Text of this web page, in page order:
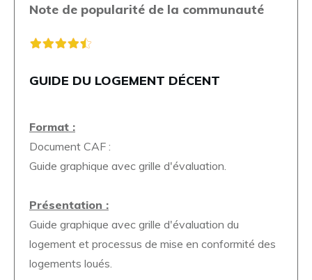
Note de popularité de la communauté
GUIDE DU LOGEMENT DÉCENT
Format :
Document CAF :
Guide graphique avec grille d'évaluation.
Présentation :
Guide graphique avec grille d'évaluation du
logement et processus de mise en conformité des
logements loués.